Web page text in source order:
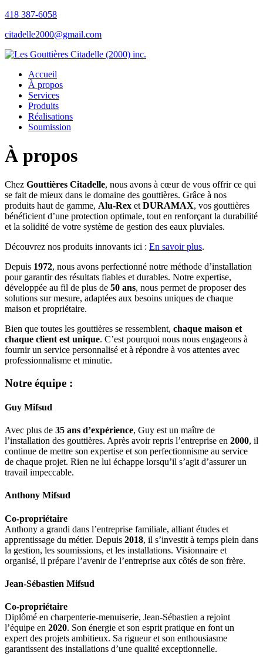
418 387-6058
citadelle2000@gmail.com
Accueil
À propos
Services
Produits
Réalisations
Soumission
À propos
Chez Gouttières Citadelle, nous avons à cœur de vous offrir ce qui
se fait de mieux dans le domaine des gouttières. Grâce à nos
produits haut de gamme, Alu-Rex et DURAMAX, vos gouttières
bénéficient d’une protection optimale, tout en renforçant la durabilité
et la solidité de votre système de gestion des eaux pluviales.
Découvrez nos produits innovants ici : En savoir plus.
Depuis 1972, nous avons perfectionné notre méthode d’installation
pour garantir des résultats fiables et durables. Notre expertise,
développée au fil de plus de 50 ans, nous permet de proposer des
solutions sur mesure, adaptées aux besoins uniques de chaque
maison et propriétaire.
Bien que toutes les gouttières se ressemblent, chaque maison et
chaque client est unique. C’est pourquoi nous nous engageons à
fournir un service personnalisé et à répondre à vos attentes avec
professionnalisme et minutie.
Notre équipe :
Guy Mifsud
Avec plus de 35 ans d’expérience, Guy est un maître de
l’installation des gouttières. Après avoir repris l’entreprise en 2000, il
continue de mettre son expertise et son perfectionnisme au service
de chaque projet. Rien ne lui échappe lorsqu’il s’agit d’assurer un
travail impeccable.
Anthony Mifsud
Co-propriétaire
Anthony a grandi dans l’entreprise familiale, alliant études et
apprentissage du métier. Depuis 2018, il s’investit à temps plein dans
la gestion, les soumissions, et les installations. Visionnaire et
organisé, il prépare l’avenir de l’entreprise aux côtés de son frère.
Jean-Sébastien Mifsud
Co-propriétaire
Diplômé en charpenterie-menuiserie, Jean-Sébastien a rejoint
l’équipe en 2020. Son énergie et son esprit pratique en font un
expert des projets ambitieux. Sa rigueur et son enthousiasme
garantissent des installations d’une qualité exceptionnelle.